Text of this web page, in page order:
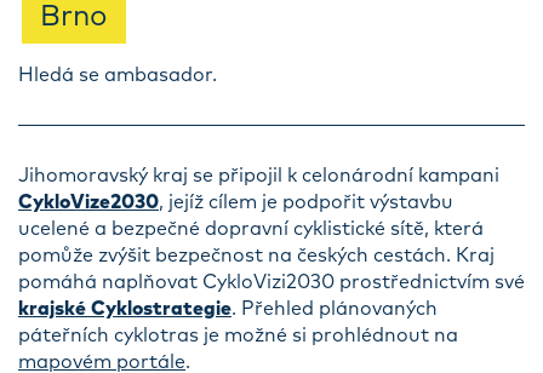
Brno
Jihomoravský kraj se připojil k celonárodní kampani
CykloVize2030, jejíž cílem je podpořit výstavbu
ucelené a bezpečné dopravní cyklistické sítě, která
pomůže zvýšit bezpečnost na českých cestách. Kraj
pomáhá naplňovat CykloVizi2030 prostřednictvím své
krajské Cyklostrategie. Přehled plánovaných
páteřních cyklotras je možné si prohlédnout na
mapovém portále.
Hledá se ambasador.